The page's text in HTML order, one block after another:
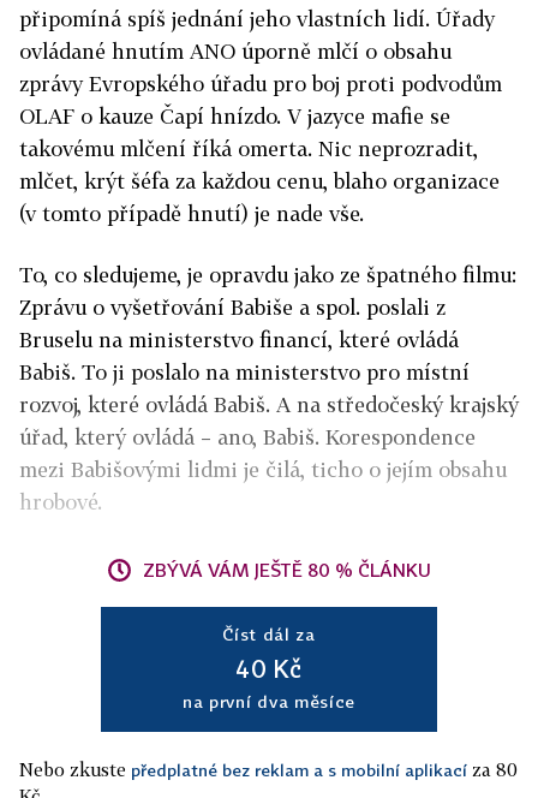
připomíná spíš jednání jeho vlastních lidí. Úřady
ovládané hnutím ANO úporně mlčí o obsahu
zprávy Evropského úřadu pro boj proti podvodům
OLAF o kauze Čapí hnízdo. V jazyce mafie se
takovému mlčení říká omerta. Nic neprozradit,
mlčet, krýt šéfa za každou cenu, blaho organizace
(v tomto případě hnutí) je nade vše.
To, co sledujeme, je opravdu jako ze špatného filmu:
Zprávu o vyšetřování Babiše a spol. poslali z
Bruselu na ministerstvo financí, které ovládá
Babiš. To ji poslalo na ministerstvo pro místní
rozvoj, které ovládá Babiš. A na středočeský krajský
úřad, který ovládá – ano, Babiš. Korespondence
mezi Babišovými lidmi je čilá, ticho o jejím obsahu
hrobové.
ZBÝVÁ VÁM JEŠTĚ 80 % ČLÁNKU
Číst dál za
40 Kč
na první dva měsíce
Nebo zkuste předplatné bez reklam a s mobilní aplikací za 80